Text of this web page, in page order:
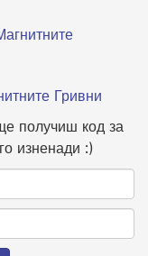
Гривни
получиш код за
изненади :)